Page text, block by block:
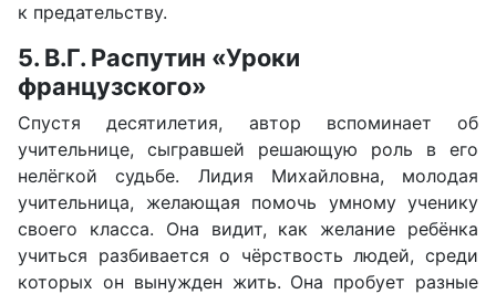
к предательству.
5. В.Г. Распутин «Уроки
французского»
Спустя десятилетия, автор вспоминает об
учительнице, сыгравшей решающую роль в его
нелёгкой судьбе. Лидия Михайловна, молодая
учительница, желающая помочь умному ученику
своего класса. Она видит, как желание ребёнка
учиться разбивается о чёрствость людей, среди
которых он вынужден жить. Она пробует разные